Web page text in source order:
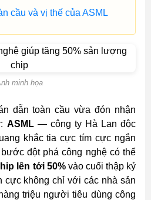
cầu và vị thế của ASML
minh họa
dẫn toàn cầu vừa đón nhận
ASML— công ty Hà Lan độc
khắc tia cực tím cực ngắn
đột phá công nghệ có thể
lên tới 50%vào cuối thập kỷ
cực không chỉ với các nhà sản
triệu người tiêu dùng công